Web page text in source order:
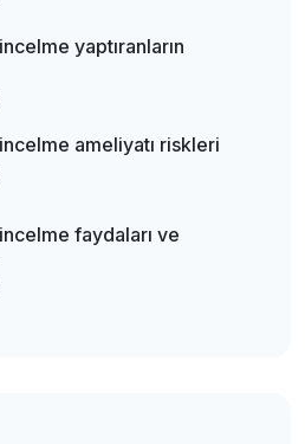
yaptıranların
ameliyatı riskleri
faydaları ve